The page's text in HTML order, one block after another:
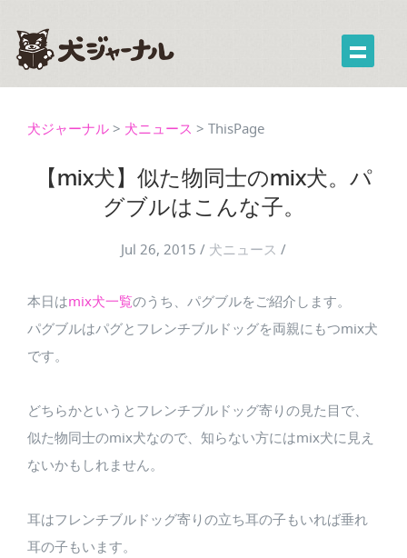
犬ジャーナル > 犬ニュース > ThisPage
【mix犬】似た物同士のmix犬。パ
グブルはこんな子。
Jul 26, 2015 / 犬ニュース /
本日はmix犬一覧のうち、パグブルをご紹介します。
パグブルはパグとフレンチブルドッグを両親にもつmix犬
です。
どちらかというとフレンチブルドッグ寄りの見た目で、
似た物同士のmix犬なので、知らない方にはmix犬に見え
ないかもしれません。
耳はフレンチブルドッグ寄りの立ち耳の子もいれば垂れ
耳の子もいます。